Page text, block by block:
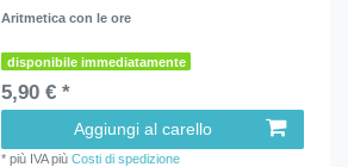
Aritmetica con le ore
disponibile immediatamente
5,90 € *
Aggiungi al carello
*più IVApiùCosti di spedizione